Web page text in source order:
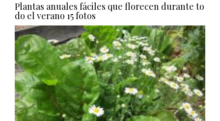
Plantas anuales fáciles que florecen durante to
do el verano 15 fotos